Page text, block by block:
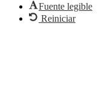
Fuente legible
Reiniciar